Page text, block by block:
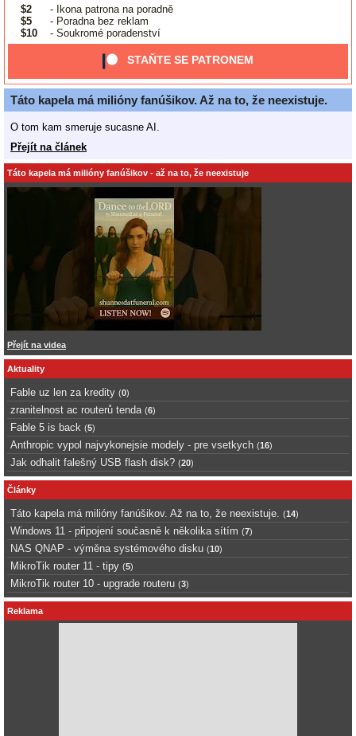
$2
- Ikona patrona na poradně
$5
- Poradna bez reklam
$10
- Soukromé poradenství
STAŇTE SE PATRONEM
Táto kapela má milióny fanúšikov. Až na to, že neexistuje.
O tom kam smeruje sucasne AI.
Přejít na článek
Táto kapela má milióny fanúšikov - až na to, že neexistuje
Přejít na videa
Aktuality
Fable uz len za kredity (0)
zranitelnost ac routerů tenda (6)
Fable 5 is back (5)
Anthropic vypol najvykonejsie modely - pre vsetkych (16)
Jak odhalit falešný USB flash disk? (20)
Články
Táto kapela má milióny fanúšikov. Až na to, že neexistuje. (14)
Windows 11 - připojení současně k několika sítím (7)
NAS QNAP - výměna systémového disku (10)
MikroTik router 11 - tipy (5)
MikroTik router 10 - upgrade routeru (3)
Reklama